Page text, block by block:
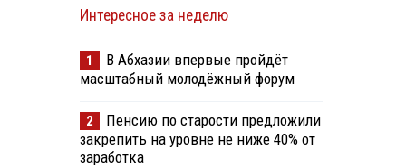
Интересное за неделю
1
В Абхазии впервые пройдёт
масштабный молодёжный форум
2
Пенсию по старости предложили
закрепить на уровне не ниже 40% от
заработка